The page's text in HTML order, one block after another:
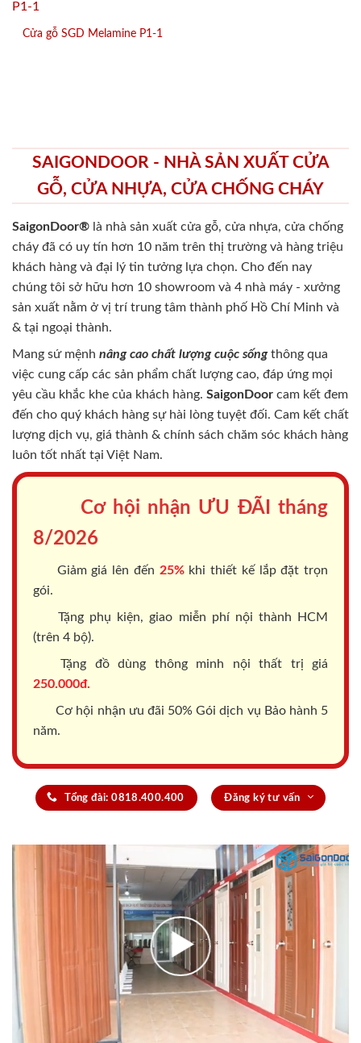
Cửa gỗ SGD Melamine P1-1
SAIGONDOOR - NHÀ SẢN XUẤT CỬA
GỖ, CỬA NHỰA, CỬA CHỐNG CHÁY
SaigonDoor® là nhà sản xuất cửa gỗ, cửa nhựa, cửa chống
cháy đã có uy tín hơn 10 năm trên thị trường và hàng triệu
khách hàng và đại lý tin tưởng lựa chọn. Cho đến nay
chúng tôi sở hữu hơn 10 showroom và 4 nhà máy - xưởng
sản xuất nằm ở vị trí trung tâm thành phố Hồ Chí Minh và
& tại ngoại thành.
Mang sứ mệnh nâng cao chất lượng cuộc sốngthông qua
việc cung cấp các sản phẩm chất lượng cao, đáp ứng mọi
yêu cầu khắc khe của khách hàng. SaigonDoor cam kết đem
đến cho quý khách hàng sự hài lòng tuyệt đối. Cam kết chất
lượng dịch vụ, giá thành & chính sách chăm sóc khách hàng
luôn tốt nhất tại Việt Nam.
Cơ hội nhận ƯU ĐÃI tháng
8/2026
Giảm giá lên đến 25%khi thiết kế lắp đặt trọn
gói.
Tặng phụ kiện, giao miễn phí nội thành HCM
(trên 4 bộ).
Tặng đồ dùng thông minh nội thất trị giá
250.000đ.
Cơ hội nhận ưu đãi 50% Gói dịch vụ Bảo hành 5
năm.
Tổng đài: 0818.400.400 Đăng ký tư vấn